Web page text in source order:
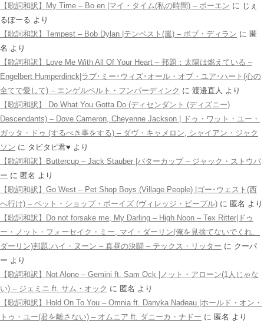
【歌詞和訳】My Time – Bo en |マイ・タイム(私の時間) – ボーエン に じぇ
るぼーる より
【歌詞和訳】Tempest – Bob Dylan |テンペスト(嵐) – ボブ・ディラン に 匿
名 より
【歌詞和訳】Love Me With All Of Your Heart – 邦題：太陽は燃えている –
Engelbert Humperdinck|ラブ･ミー･ウィズ･オール・オブ・ユア･ハート(心の
全てで愛して) – エンゲルベルト・フンパーディンク に 渡邉直人 より
【歌詞和訳】 Do What You Gotta Do (ディセンダント (ディズニー)
Descendants) – Dove Cameron, Cheyenne Jackson | ドゥ・ワット・ユー・
ガッタ・ドゥ (するべき事をする) – ダヴ・キャメロン, シャイアン・ジャク
ソン に タピタピ君♥️ より
【歌詞和訳】Buttercup – Jack Stauber |バターカップ – ジャック・ストウバ
ー に 匿名 より
【歌詞和訳】Go West – Pet Shop Boys (Village People) |ゴー･ウェスト(西
へ行け) – ペット・ショップ・ボーイズ (ヴィレッジ・ピープル) に 匿名 より
【歌詞和訳】Do not forsake me, My Darling – High Noon – Tex Ritter|ドゥ
ー・ノット・フォーセイク・ミー, マイ・ダーリン(俺を見捨てないでくれ、
ダーリン)邦題:ハイ・ヌーン – 真昼の決闘 – テックス・リッター に クーパ
ー より
【歌詞和訳】Not Alone – Gemini ft. Sam Ock |ノット・アローン(1人じゃな
い) – ジェミニ ft. サム・オック に 匿名 より
【歌詞和訳】Hold On To You – Omnia ft. Danyka Nadeau |ホールド・オン・
トゥ・ユー(君を離さない) – オムニア ft. ダニーカ・ナドー に 匿名 より